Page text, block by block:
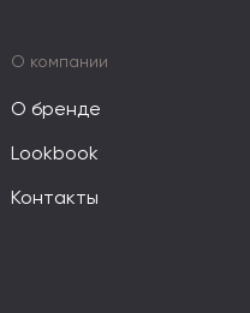
О компании
О бренде
Lookbook
Контакты